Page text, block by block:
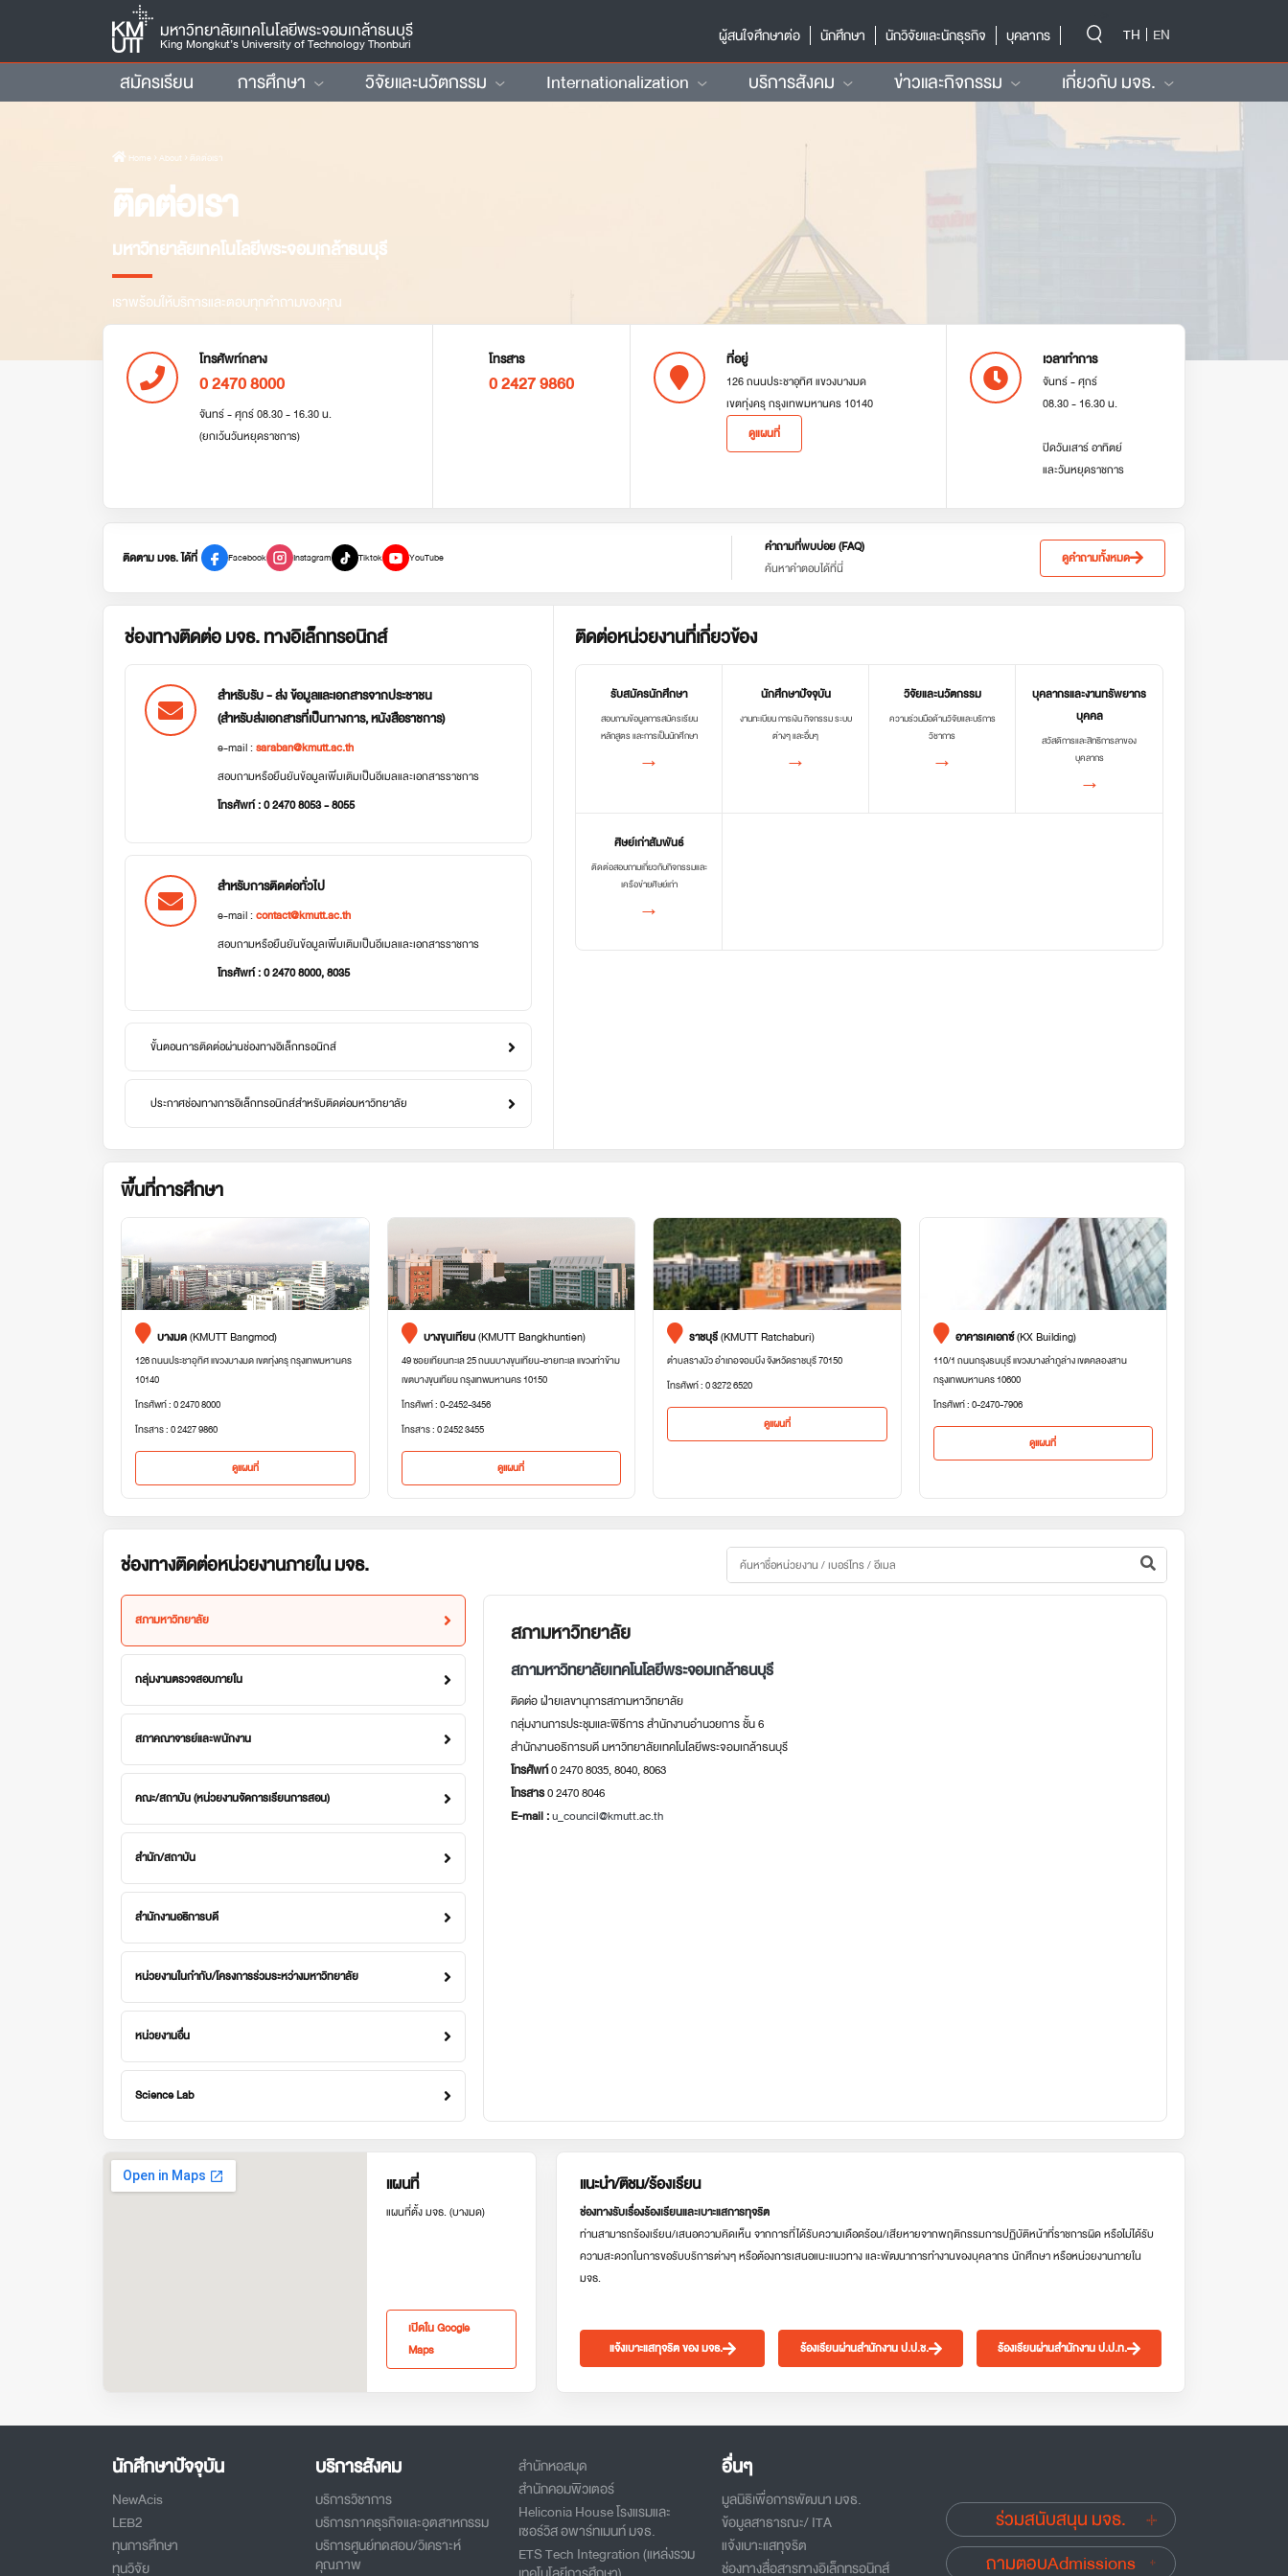
มหาวิทยาลัยเทคโนโลยีพระจอมเกล้าธนบุรี
King Mongkut’s University of Technology Thonburi
ผู้สนใจศึกษาต่อ
นักศึกษา นักวิจัยและนักธุรกิจ บุคลากร TH EN
สมัครเรียน การศึกษา วิจัยและนวัตกรรม Internationalization บริการสังคม ข่าวและกิจกรรม เกี่ยวกับ มจธ.
Home › About › ติดต่อเรา
ติดต่อเรา
มหาวิทยาลัยเทคโนโลยีพระจอมเกล้าธนบุรี
เราพร้อมให้บริการและตอบทุกคำถามของคุณ
โทรศัพท์กลาง
0 2470 8000
จันทร์ - ศุกร์ 08.30 - 16.30 น.
(ยกเว้นวันหยุดราชการ)
โทรสาร
0 2427 9860
ที่อยู่
126 ถนนประชาอุทิศ แขวงบางมด
เขตทุ่งครุ กรุงเทพมหานคร 10140
ดูแผนที่
เวลาทำการ
จันทร์ - ศุกร์
08.30 - 16.30 น.
ปิดวันเสาร์ อาทิตย์
และวันหยุดราชการ
ติดตาม มจธ. ได้ที่ Facebook Instagram Tiktok YouTube
คำถามที่พบบ่อย (FAQ)
ค้นหาคำตอบได้ที่นี่
ดูคำถามทั้งหมด
ช่องทางติดต่อ มจธ. ทางอิเล็กทรอนิกส์
สำหรับรับ - ส่ง ข้อมูลและเอกสารจากประชาชน
(สำหรับส่งเอกสารที่เป็นทางการ, หนังสือราชการ)
e-mail :saraban@kmutt.ac.th
สอบถามหรือยืนยันข้อมูลเพิ่มเติมเป็นอีเมลและเอกสารราชการ
โทรศัพท์ : 0 2470 8053 - 8055
สำหรับการติดต่อทั่วไป
e-mail :contact@kmutt.ac.th
สอบถามหรือยืนยันข้อมูลเพิ่มเติมเป็นอีเมลและเอกสารราชการ
โทรศัพท์ : 0 2470 8000, 8035
ขั้นตอนการติดต่อผ่านช่องทางอิเล็กทรอนิกส์
ประกาศช่องทางการอิเล็กทรอนิกส์สำหรับติดต่อมหาวิทยาลัย
ติดต่อหน่วยงานที่เกี่ยวข้อง
รับสมัครนักศึกษา
สอบถามข้อมูลการสมัครเรียน
หลักสูตร และการเป็นนักศึกษา
→
นักศึกษาปัจจุบัน
งานทะเบียน การเงิน กิจกรรม ระบบ
ต่างๆ และอื่นๆ
→
วิจัยและนวัตกรรม
ความร่วมมือด้านวิจัยและบริการ
วิชาการ
→
บุคลากรและงานทรัพยากร
บุคคล
สวัสดิการและสิทธิการลาของ
บุคลากร
→
ศิษย์เก่าสัมพันธ์
ติดต่อสอบถามเกี่ยวกับกิจกรรมและ
เครือข่ายศิษย์เก่า
→
พื้นที่การศึกษา
บางมด(KMUTT Bangmod)
126 ถนนประชาอุทิศ แขวงบางมด เขตทุ่งครุ กรุงเทพมหานคร
10140
โทรศัพท์ : 0 2470 8000
โทรสาร : 0 2427 9860
ดูแผนที่
บางขุนเทียน(KMUTT Bangkhuntien)
49 ซอยเทียนทะเล 25 ถนนบางขุนเทียน-ชายทะเล แขวงท่าข้าม
เขตบางขุนเทียน กรุงเทพมหานคร 10150
โทรศัพท์ : 0-2452-3456
โทรสาร : 0 2452 3455
ดูแผนที่
ราชบุรี(KMUTT Ratchaburi)
ตำบลรางบัว อำเภอจอมบึง จังหวัดราชบุรี 70150
โทรศัพท์ : 0 3272 6520
ดูแผนที่
อาคารเคเอกซ์(KX Building)
110/1 ถนนกรุงธนบุรี แขวงบางลำภูล่าง เขตคลองสาน
กรุงเทพมหานคร 10600
โทรศัพท์ : 0-2470-7906
ดูแผนที่
ช่องทางติดต่อหน่วยงานภายใน มจธ.
สภามหาวิทยาลัย
กลุ่มงานตรวจสอบภายใน
สภาคณาจารย์และพนักงาน
คณะ/สถาบัน (หน่วยงานจัดการเรียนการสอน)
สำนัก/สถาบัน
สำนักงานอธิการบดี
หน่วยงานในกำกับ/โครงการร่วมระหว่างมหาวิทยาลัย
หน่วยงานอื่น
Science Lab
สภามหาวิทยาลัย
สภามหาวิทยาลัยเทคโนโลยีพระจอมเกล้าธนบุรี
ติดต่อ ฝ่ายเลขานุการสภามหาวิทยาลัย
กลุ่มงานการประชุมและพิธีการ สำนักงานอำนวยการ ชั้น 6
สำนักงานอธิการบดี มหาวิทยาลัยเทคโนโลยีพระจอมเกล้าธนบุรี
โทรศัพท์0 2470 8035, 8040, 8063
โทรสาร0 2470 8046
E-mail :u_council@kmutt.ac.th
แผนที่
แผนที่ตั้ง มจธ. (บางมด)
เปิดใน Google
Maps
แนะนำ/ติชม/ร้องเรียน
ช่องทางรับเรื่องร้องเรียนและเบาะแสการทุจริต
ท่านสามารถร้องเรียน/เสนอความคิดเห็น จากการที่ได้รับความเดือดร้อน/เสียหายจากพฤติกรรมการปฏิบัติหน้าที่ราชการผิด หรือไม่ได้รับ
ความสะดวกในการขอรับบริการต่างๆ หรือต้องการเสนอแนะแนวทาง และพัฒนาการทำงานของบุคลากร นักศึกษา หรือหน่วยงานภายใน
มจธ.
แจ้งเบาะแสทุจริต ของ มจธ. ร้องเรียนผ่านสำนักงาน ป.ป.ช. ร้องเรียนผ่านสำนักงาน ป.ป.ท.
นักศึกษาปัจจุบัน
NewAcis
LEB2
ทุนการศึกษา
ทุนวิจัย
บริการสังคม
บริการวิชาการ
บริการภาคธุรกิจและอุตสาหกรรม
บริการศูนย์ทดสอบ/วิเคราะห์
คุณภาพ
สำนักหอสมุด
สำนักคอมพิวเตอร์
Heliconia House โรงแรมและ
เซอร์วิส อพาร์ทเมนท์ มจธ.
ETS Tech Integration (แหล่งรวม
อื่นๆ
มูลนิธิเพื่อการพัฒนา มจธ.
ข้อมูลสาธารณะ/ ITA
แจ้งเบาะแสทุจริต
ช่องทางสื่อสารทางอิเล็กทรอนิกส์
ร่วมสนับสนุน มจธ.
ถามตอบAdmissions